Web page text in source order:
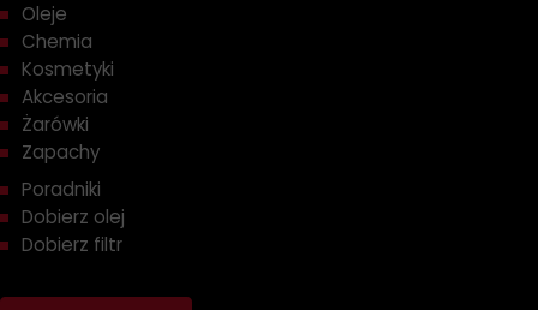
Oleje
Chemia
Kosmetyki
Akcesoria
Żarówki
Zapachy
Poradniki
Dobierz olej
Dobierz filtr